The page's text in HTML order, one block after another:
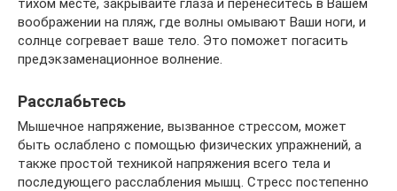
тихом месте, закрывайте глаза и перенеситесь в Вашем
воображении на пляж, где волны омывают Ваши ноги, и
солнце согревает ваше тело. Это поможет погасить
предэкзаменационное волнение.
Расслабьтесь
Мышечное напряжение, вызванное стрессом, может
быть ослаблено с помощью физических упражнений, а
также простой техникой напряжения всего тела и
последующего расслабления мышц. Стресс постепенно